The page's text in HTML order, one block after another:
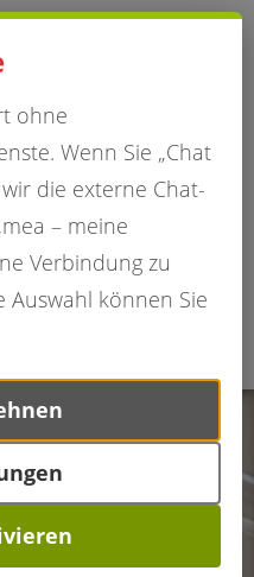
ohne
Wenn Sie „Chat
die externe Chat-
– meine
Verbindung zu
Auswahl können Sie